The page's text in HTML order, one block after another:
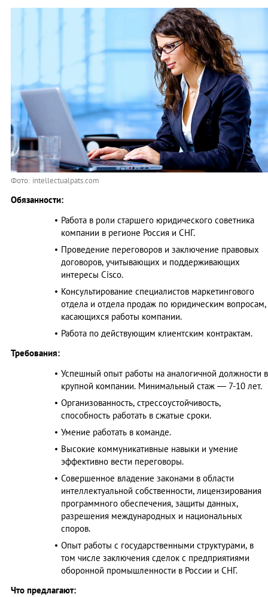
Фото: intellectualpats.com
Обязанности:
Работа в роли старшего юридического советника
компании в регионе Россия и СНГ.
Проведение переговоров и заключение правовых
договоров, учитывающих и поддерживающих
интересы Cisco.
Консультирование специалистов маркетингового
отдела и отдела продаж по юридическим вопросам,
касающихся работы компании.
Работа по действующим клиентским контрактам.
Требования:
Успешный опыт работы на аналогичной должности в
крупной компании. Минимальный стаж — 7-10 лет.
Организованность, стрессоустойчивость,
способность работать в сжатые сроки.
Умение работать в команде.
Высокие коммуникативные навыки и умение
эффективно вести переговоры.
Совершенное владение законами в области
интеллектуальной собственности, лицензирования
программного обеспечения, защиты данных,
разрешения международных и национальных
споров.
Опыт работы с государственными структурами, в
том числе заключения сделок с предприятиями
оборонной промышленности в России и СНГ.
Что предлагают: